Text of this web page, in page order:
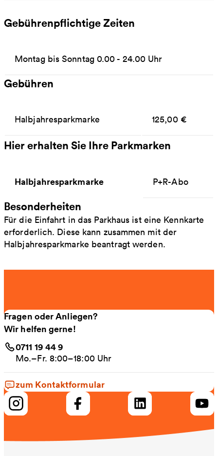
Gebührenpflichtige Zeiten
Montag bis Sonntag 0.00 - 24.00 Uhr
Gebühren
Halbjahresparkmarke 125,00 €
Hier erhalten Sie Ihre Parkmarken
Halbjahresparkmarke P+R-Abo
Besonderheiten
Für die Einfahrt in das Parkhaus ist eine Kennkarte
erforderlich. Diese kann zusammen mit der
Halbjahresparkmarke beantragt werden.
Fragen oder Anliegen?
Wir helfen gerne!
0711 19 44 9
Mo.–Fr. 8:00–18:00 Uhr
zum Kontaktformular